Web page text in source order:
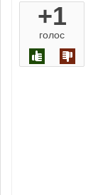
+1
голос